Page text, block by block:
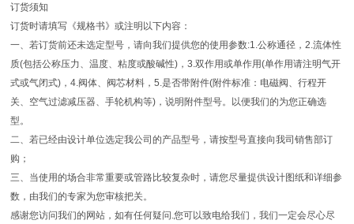
订货须知
订货时请填写《规格书》或注明以下内容：
一、若订货前还未选定型号，请向我们提供您的使用参数:1.公称通径，2.流体性
质(包括公称压力、温度、粘度或酸碱性)，3.双作用或单作用(单作用请注明气开
式或气闭式)，4.阀体、阀芯材料，5.是否带附件(附件标准：电磁阀、行程开
关、空气过滤减压器、手轮机构等)，说明附件型号。以便我们的为您正确选
型。
二、若已经由设计单位选定我公司的产品型号，请按型号直接向我司销售部订
购；
三、当使用的场合非常重要或管路比较复杂时，请您尽量提供设计图纸和详细参
数，由我们的专家为您审核把关。
感谢您访问我们的网站，如有任何疑问.您可以致电给我们，我们一定会尽心尽